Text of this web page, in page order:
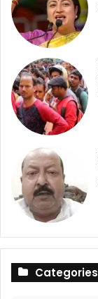
Categories